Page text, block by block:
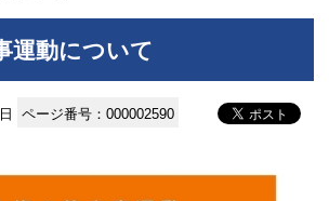
運動について
ページ番号：000002590